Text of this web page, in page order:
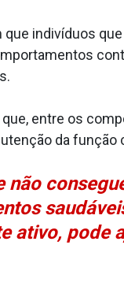
que indivíduos
entre os
da função
não
ativo, pode